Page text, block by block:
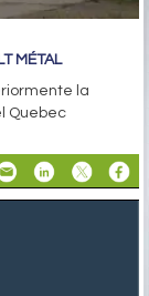
MÉTAL
la
Quebec